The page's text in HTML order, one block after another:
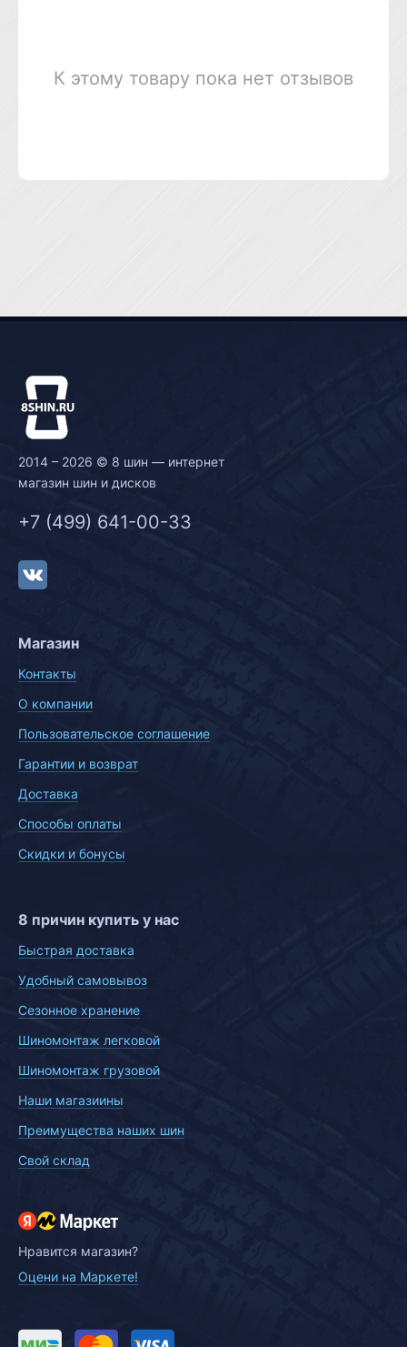
К этому товару пока нет отзывов
2014 – 2026 © 8 шин — интернет
магазин шин и дисков
+7 (499) 641-00-33
Магазин
Контакты
О компании
Пользовательское соглашение
Гарантии и возврат
Доставка
Способы оплаты
Скидки и бонусы
8 причин купить у нас
Быстрая доставка
Удобный самовывоз
Сезонное хранение
Шиномонтаж легковой
Шиномонтаж грузовой
Наши магазиины
Преимущества наших шин
Свой склад
Нравится магазин?
Оцени на Маркете!